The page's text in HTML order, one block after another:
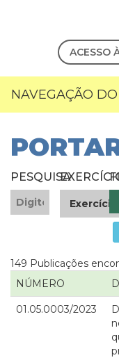
ACESSO
NAVEGAÇÃO
PESQUISA
149 Publicações
NÚMERO
01.05.0003/2023